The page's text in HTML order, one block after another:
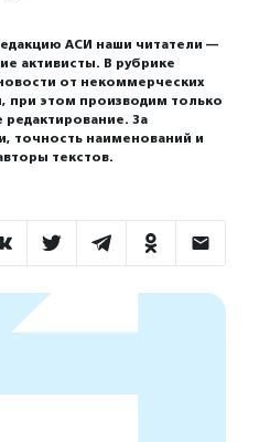
АСИ наши читатели —
активисты. В рубрике
от некоммерческих
при этом производим только
За
точность наименований и
текстов.